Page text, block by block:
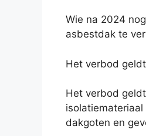
Wie na 2024
asbestdak te
Het verbod
Het verbod
dakgoten en